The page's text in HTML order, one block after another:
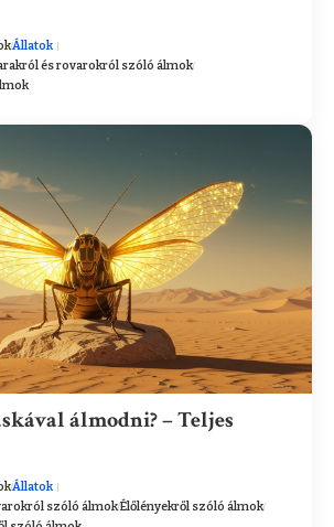
Állatok
és rovarokról szóló álmok
álmodni? – Teljes
Állatok
szóló álmokÉlőlényekről szóló álmok